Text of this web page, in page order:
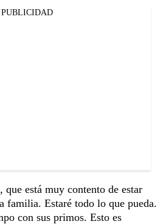
PUBLICIDAD
está muy contento de estar
familia. Estaré todo lo que pueda.
con sus primos. Esto es